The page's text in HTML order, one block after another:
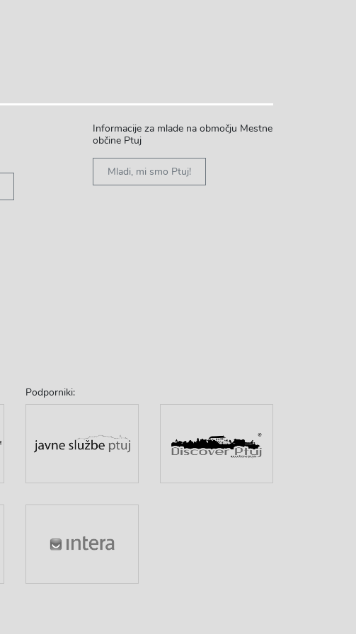
Informacije za mlade na območju Mestne
občine Ptuj
Mladi, mi smo Ptuj!
Podporniki: